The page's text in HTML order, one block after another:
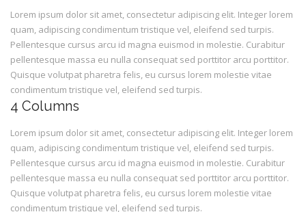
Lorem ipsum dolor sit amet, consectetur adipiscing elit. Integer lorem
quam, adipiscing condimentum tristique vel, eleifend sed turpis.
Pellentesque cursus arcu id magna euismod in molestie. Curabitur
pellentesque massa eu nulla consequat sed porttitor arcu porttitor.
Quisque volutpat pharetra felis, eu cursus lorem molestie vitae
condimentum tristique vel, eleifend sed turpis.
4 Columns
Lorem ipsum dolor sit amet, consectetur adipiscing elit. Integer lorem
quam, adipiscing condimentum tristique vel, eleifend sed turpis.
Pellentesque cursus arcu id magna euismod in molestie. Curabitur
pellentesque massa eu nulla consequat sed porttitor arcu porttitor.
Quisque volutpat pharetra felis, eu cursus lorem molestie vitae
condimentum tristique vel, eleifend sed turpis.